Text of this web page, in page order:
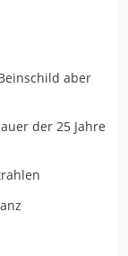
aber
der 25 Jahre